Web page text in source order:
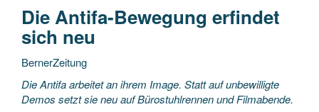
Die Antifa-Bewegung erfindet
sich neu
BernerZeitung
Die Antifa arbeitet an ihrem Image. Statt auf unbewilligte
Demos setzt sie neu auf Bürostuhlrennen und Filmabende.